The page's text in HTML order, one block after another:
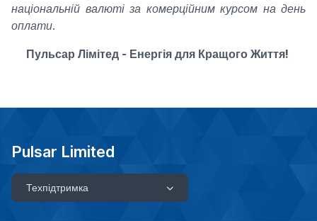
національній валюті за комерційним курсом на день
оплати.
Пульсар Лімітед - Енергія для Кращого Життя!
Pulsar Limited
Техпідтримка